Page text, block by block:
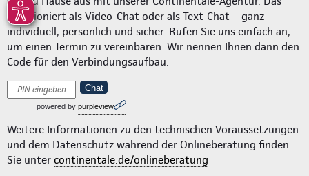
funktioniert als Video-Chat oder als Text-Chat – ganz
individuell, persönlich und sicher. Rufen Sie uns einfach an,
um einen Termin zu vereinbaren. Wir nennen Ihnen dann den
Code für den Verbindungsaufbau.
Chat
powered by purpleview
Weitere Informationen zu den technischen Voraussetzungen
und dem Datenschutz während der Onlineberatung finden
Sie unter continentale.de/onlineberatung